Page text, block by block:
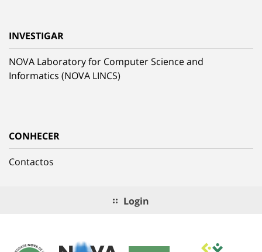
INVESTIGAR
NOVA Laboratory for Computer Science and
Informatics (NOVA LINCS)
CONHECER
Contactos
Login